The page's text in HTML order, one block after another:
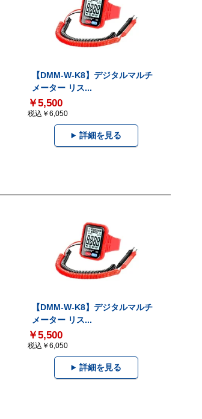
【DMM-W-K8】デジタルマルチ
メーター リス...
￥5,500
税込￥6,050
詳細を見る
【DMM-W-K8】デジタルマルチ
メーター リス...
￥5,500
税込￥6,050
詳細を見る